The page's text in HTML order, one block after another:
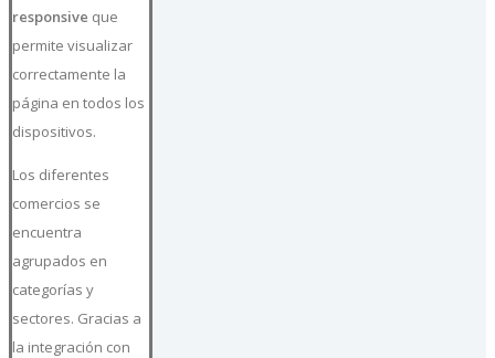
responsive que
permite visualizar
correctamente la
página en todos los
dispositivos.
Los diferentes
comercios se
encuentra
agrupados en
categorías y
sectores. Gracias a
la integración con